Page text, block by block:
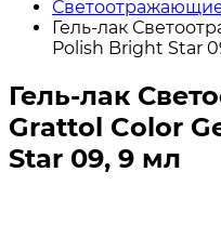
Гель-лак
Polish Bright Star
Гель-лак
Grattol Color
Star 09, 9 мл